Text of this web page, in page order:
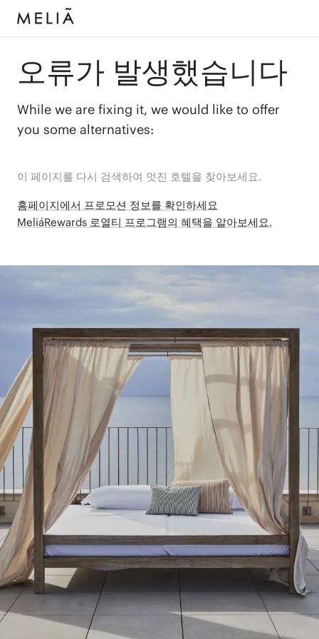
오류가 발생했습니다
While we are fixing it, we would like to offer
you some alternatives:
이 페이지를 다시 검색하여 멋진 호텔을 찾아보세요.
홈페이지에서 프로모션 정보를 확인하세요
MeliáRewards 로열티 프로그램의 혜택을 알아보세요.